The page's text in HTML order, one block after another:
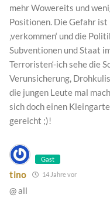
mehr Wowereits und
Positionen. Die Gefahr
‚verkommen‘ und die
Subventionen und Staat
Terroristen‘-ich sehe die
Verunsicherung,
die jungen Leute mal
sich doch einen
gereicht ;)!
Gast
tino 14 Jahre vor
@ all